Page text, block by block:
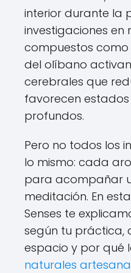
interior durante la
investigaciones en
compuestos
del olíbano
cerebrales que
favorecen
profundos.
Pero no todos los
lo mismo: cada
para acompañar
meditación. En
Senses te
según tu práctica,
espacio y por qué
naturales